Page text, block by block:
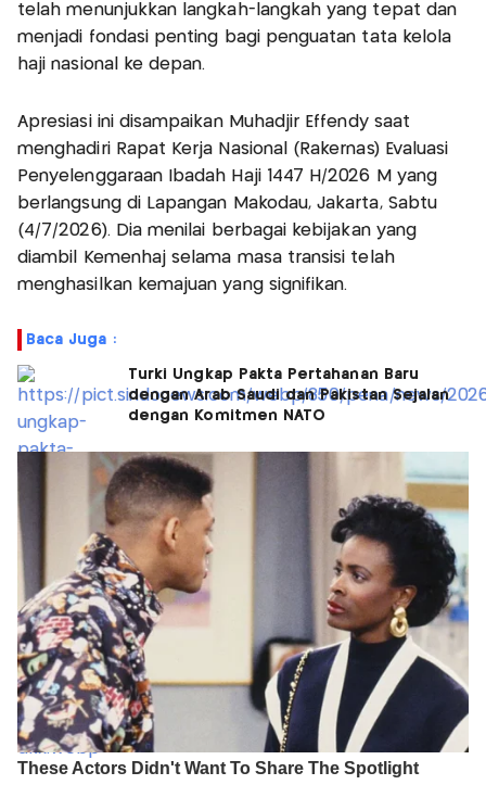
telah menunjukkan langkah-langkah yang tepat dan
menjadi fondasi penting bagi penguatan tata kelola
haji nasional ke depan.
Apresiasi ini disampaikan Muhadjir Effendy saat
menghadiri Rapat Kerja Nasional (Rakernas) Evaluasi
Penyelenggaraan Ibadah Haji 1447 H/2026 M yang
berlangsung di Lapangan Makodau, Jakarta, Sabtu
(4/7/2026). Dia menilai berbagai kebijakan yang
diambil Kemenhaj selama masa transisi telah
menghasilkan kemajuan yang signifikan.
Baca Juga :
Turki Ungkap Pakta Pertahanan Baru
dengan Arab Saudi dan Pakistan Sejalan
dengan Komitmen NATO